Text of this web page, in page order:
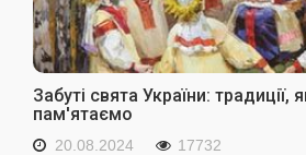
Забуті свята України:
пам'ятаємо
20.08.2024 17732